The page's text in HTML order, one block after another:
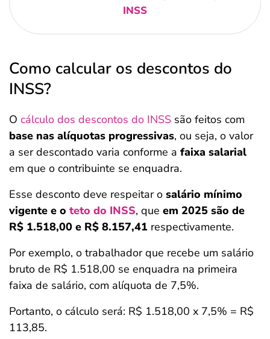
INSS
Como calcular os descontos do
INSS?
O cálculo dos descontos do INSS são feitos com
base nas alíquotas progressivas, ou seja, o valor
a ser descontado varia conforme a faixa salarial
em que o contribuinte se enquadra.
Esse desconto deve respeitar o salário mínimo
vigente e o teto do INSS, que em 2025 são de
R$ 1.518,00 e R$ 8.157,41 respectivamente.
Por exemplo, o trabalhador que recebe um salário
bruto de R$ 1.518,00 se enquadra na primeira
faixa de salário, com alíquota de 7,5%.
Portanto, o cálculo será: R$ 1.518,00 x 7,5% = R$
113,85.